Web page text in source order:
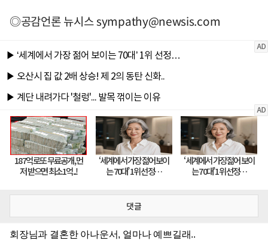
◎공감언론 뉴시스sympathy@newsis.com
댓글